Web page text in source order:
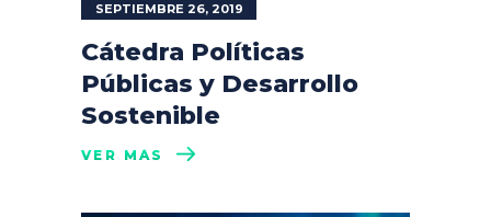
SEPTIEMBRE 26, 2019
Cátedra Políticas
Públicas y Desarrollo
Sostenible
VER MÁS